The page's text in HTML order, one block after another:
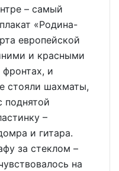
– самый
«Родина-
европейской
и красными
и
стояли шахматы,
–
и гитара.
за стеклом –
на